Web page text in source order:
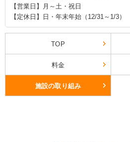
【営業日】月～土・祝日
【定休日】日・年末年始（12/31～1/3）
TOP
料金
施設の取り組み